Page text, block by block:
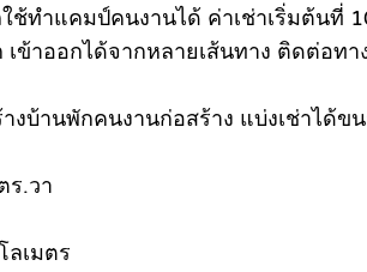
ช้ทำแคมป์คนงานได้ ค่าเช่าเริ่มต้น
เข้าออกได้จากหลายเส้นทาง ติดต่อท
งบ้านพักคนงานก่อสร้าง แบ่งเช่าไ
.วา
เมตร